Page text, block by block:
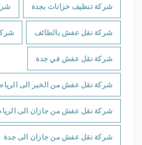
شركة تنظيف خزانات بجدة
شركة نقل عفش بالطائف
شركة نقل عفش في جدة
شركة نقل عفش من الخبر الى
شركة نقل عفش من جازان الى
شركة نقل عفش من جازان الى جدة